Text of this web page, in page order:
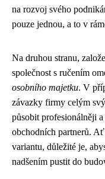
na rozvoj svého
pouze jednou, a to v
Na druhou stranu,
společnost s ručením
osobního majetku. V
závazky firmy celým
působit profesionálněji
obchodních partnerů.
variantu, důležité je,
nadšením pustit do